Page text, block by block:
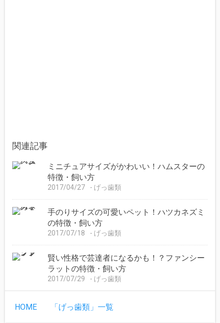
関連記事
ミニチュアサイズがかわいい！ハムスターの
特徴・飼い方
2017/04/27 げっ歯類
手のりサイズの可愛いペット！ハツカネズミ
の特徴・飼い方
2017/07/18 げっ歯類
賢い性格で芸達者になるかも！？ファンシー
ラットの特徴・飼い方
2017/07/29 げっ歯類
HOME 「げっ歯類」一覧